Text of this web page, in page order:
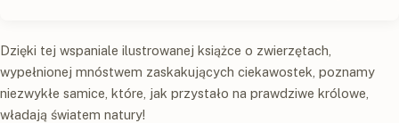
Dzięki tej wspaniale ilustrowanej książce o zwierzętach,
wypełnionej mnóstwem zaskakujących ciekawostek, poznamy
niezwykłe samice, które, jak przystało na prawdziwe królowe,
władają światem natury!